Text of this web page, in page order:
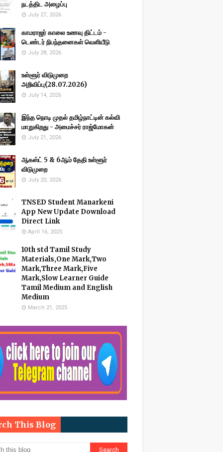
நடத்திட அழைப்பு
July 27, 2026
காமராஜர் காலை உணவு திட்டம் -
டெண்டர் நிபந்தனைகள் வெளியீடு
July 28, 2026
உள்ளூர் விடுமுறை
அறிவிப்பு(28.07.2026)
July 14, 2026
இந்த நொடி முதல் தமிழ்நாட்டின் கல்வி
மாறுகிறது - அமைச்சர் ராஜ்மோகன்
July 21, 2026
ஆகஸ்ட் 5 & 6ஆம் தேதி உள்ளூர்
விடுமுறை
July 20, 2026
TNSED Student Manarkeni
App New Update Download
Direct Link
April 16, 2025
10th std Tamil Study
Materials,One Mark,Two
Mark,Three Mark,Five
Mark,Slow Learner Guide
Tamil Medium and English
Medium
March 21, 2025
This Blog